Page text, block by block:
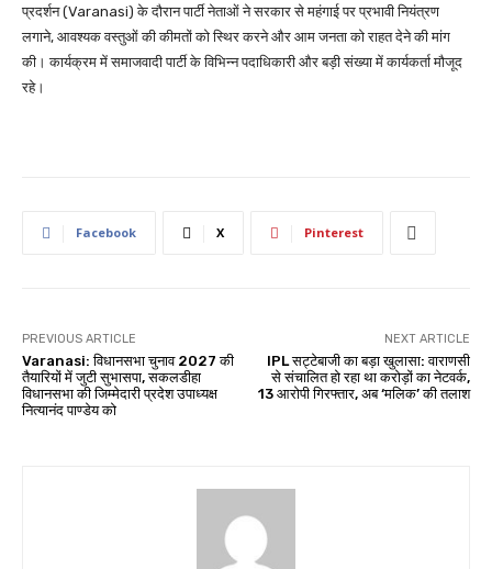
प्रदर्शन (Varanasi) के दौरान पार्टी नेताओं ने सरकार से महंगाई पर प्रभावी नियंत्रण
लगाने, आवश्यक वस्तुओं की कीमतों को स्थिर करने और आम जनता को राहत देने की मांग
की। कार्यक्रम में समाजवादी पार्टी के विभिन्न पदाधिकारी और बड़ी संख्या में कार्यकर्ता मौजूद
रहे।
Facebook X Pinterest
PREVIOUS ARTICLE
Varanasi: विधानसभा चुनाव 2027 की
तैयारियों में जुटी सुभासपा, सकलडीहा
विधानसभा की जिम्मेदारी प्रदेश उपाध्यक्ष
नित्यानंद पाण्डेय को
NEXT ARTICLE
IPL सट्टेबाजी का बड़ा खुलासा: वाराणसी
से संचालित हो रहा था करोड़ों का नेटवर्क,
13 आरोपी गिरफ्तार, अब ‘मलिक’ की तलाश